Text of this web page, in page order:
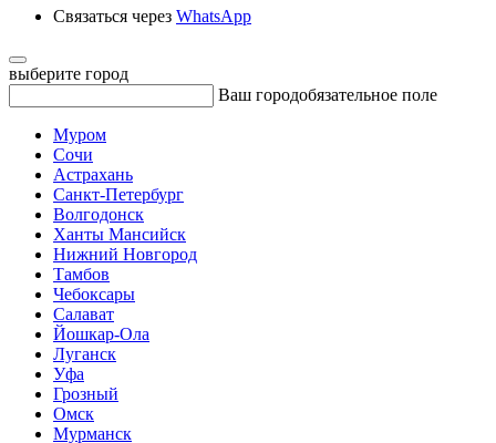
Связаться через WhatsApp
выберите город
Ваш городобязательное поле
Муром
Сочи
Астрахань
Санкт-Петербург
Волгодонск
Ханты Мансийск
Нижний Новгород
Тамбов
Чебоксары
Салават
Йошкар-Ола
Луганск
Уфа
Грозный
Омск
Мурманск